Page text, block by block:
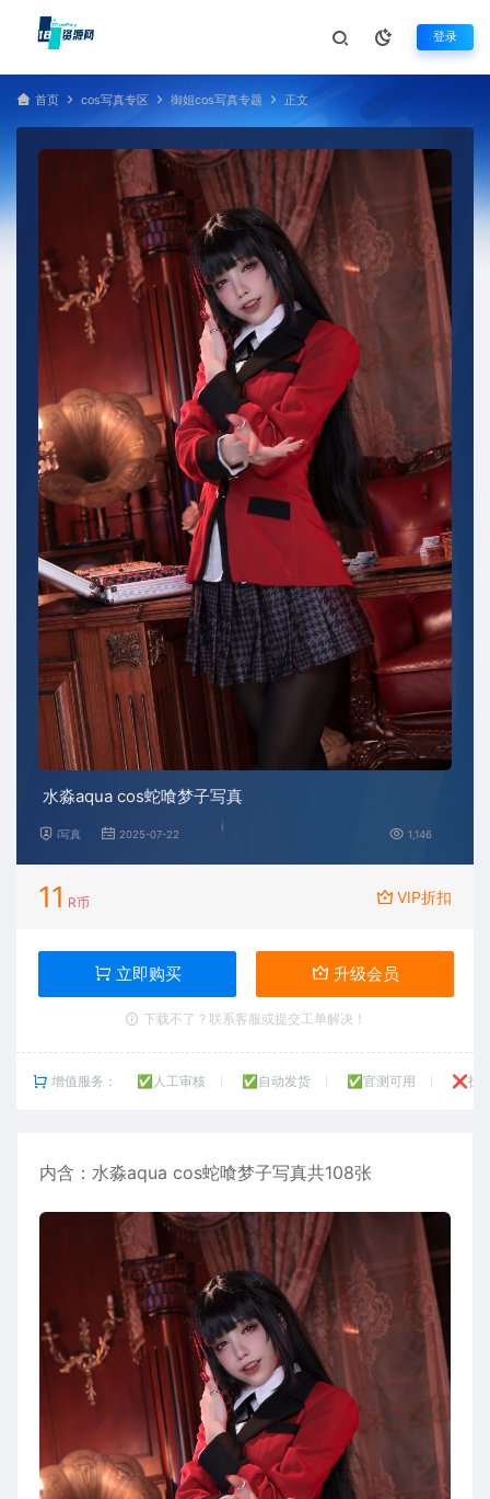
登录
首页 cos写真专区 御姐cos写真专题 正文
水淼aqua cos蛇喰梦子写真
i写真 2025-07-22 1,146
11 R币 VIP折扣
立即购买 升级会员
下载不了？联系客服或提交工单解决！
增值服务： ✅人工审核 ✅自动发货 ✅官测可用 ❌技
内含： 水淼aqua cos蛇喰梦子写真共108张